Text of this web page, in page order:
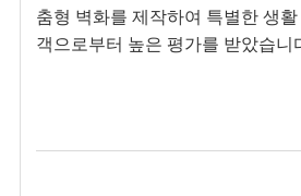
춤형 벽화를 제작하여 특별한 생
객으로부터 높은 평가를 받았습니